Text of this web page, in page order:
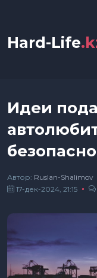
Hard-Life
Идеи
Автор: Ruslan-Shalimov
17-дек-2024, 21:15